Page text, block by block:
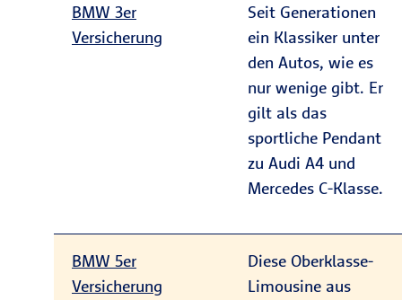
BMW 3er
Versicherung
Seit Generationen
ein Klassiker unter
den Autos, wie es
nur wenige gibt. Er
gilt als das
sportliche Pendant
zu Audi A4 und
Mercedes C-Klasse.
BMW 5er
Versicherung
Diese Oberklasse-
Limousine aus